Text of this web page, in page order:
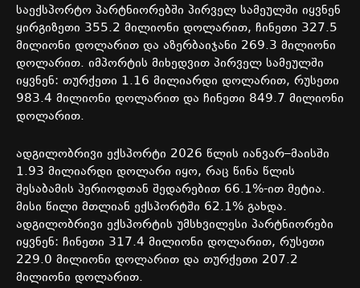
საექსპორტო პარტნიორებში პირველ სამეულში იყვნენ
ყირგიზეთი 355.2 მილიონი დოლარით, ჩინეთი 327.5
მილიონი დოლარით და აზერბაიჯანი 269.3 მილიონი
დოლარით. იმპორტის მიხედვით პირველ სამეულში
იყვნენ: თურქეთი 1.16 მილიარდი დოლარით, რუსეთი
983.4 მილიონი დოლარით და ჩინეთი 849.7 მილიონი
დოლარით.
ადგილობრივი ექსპორტი 2026 წლის იანვარ–მაისში
1.93 მილიარდი დოლარი იყო, რაც წინა წლის
შესაბამის პერიოდთან შედარებით 66.1%-ით მეტია.
მისი წილი მთლიან ექსპორტში 62.1% გახდა.
ადგილობრივი ექსპორტის უმსხვილესი პარტნიორები
იყვნენ: ჩინეთი 317.4 მილიონი დოლარით, რუსეთი
229.0 მილიონი დოლარით და თურქეთი 207.2
მილიონი დოლარით.